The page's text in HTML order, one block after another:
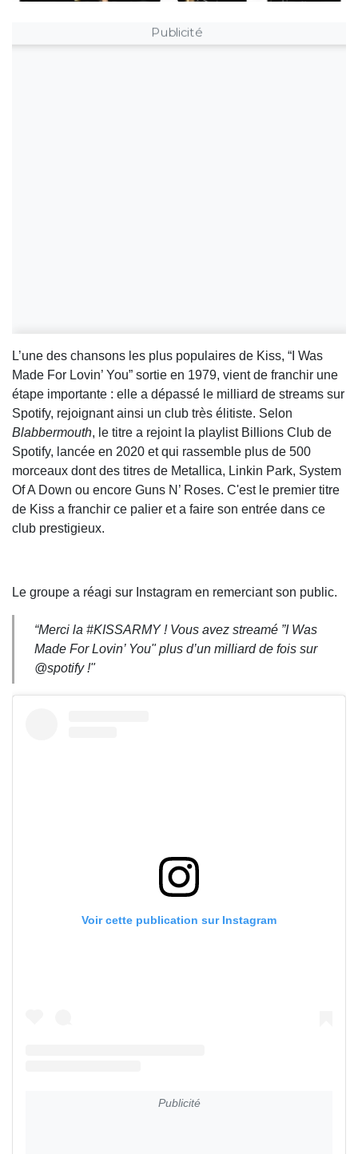
Publicité
L’une des chansons les plus populaires de Kiss, “I Was
Made For Lovin’ You” sortie en 1979, vient de franchir une
étape importante : elle a dépassé le milliard de streams sur
Spotify, rejoignant ainsi un club très élitiste. Selon
Blabbermouth, le titre a rejoint la playlist Billions Club de
Spotify, lancée en 2020 et qui rassemble plus de 500
morceaux dont des titres de Metallica, Linkin Park, System
Of A Down ou encore Guns N’ Roses. C'est le premier titre
de Kiss a franchir ce palier et a faire son entrée dans ce
club prestigieux.
Le groupe a réagi sur Instagram en remerciant son public.
“Merci la #KISSARMY ! Vous avez streamé ”I Was
Made For Lovin’ You" plus d’un milliard de fois sur
@spotify !"
Voir cette publication sur Instagram
Publicité